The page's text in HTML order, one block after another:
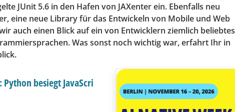
JUnit 5.6 in den Hafen von JAXenter ein. Ebenfalls neu
eine neue Library für das Entwickeln von Mobile und Web
auch einen Blick auf ein von Entwicklern ziemlich beliebtes
Was sonst noch wichtig war, erfahrt Ihr in
besiegt JavaScri